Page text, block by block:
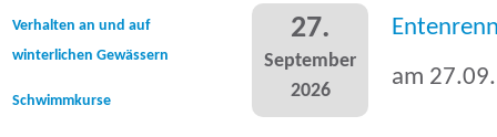
Verhalten an und auf
winterlichen Gewässern
Schwimmkurse
27.
September
2026
am